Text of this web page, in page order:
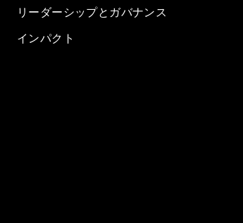
リーダーシップとガバナンス
インパクト